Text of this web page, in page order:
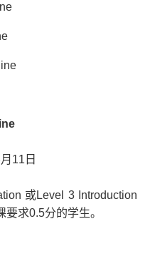
11日
或Level 3 Introduction
求0.5分的学生。